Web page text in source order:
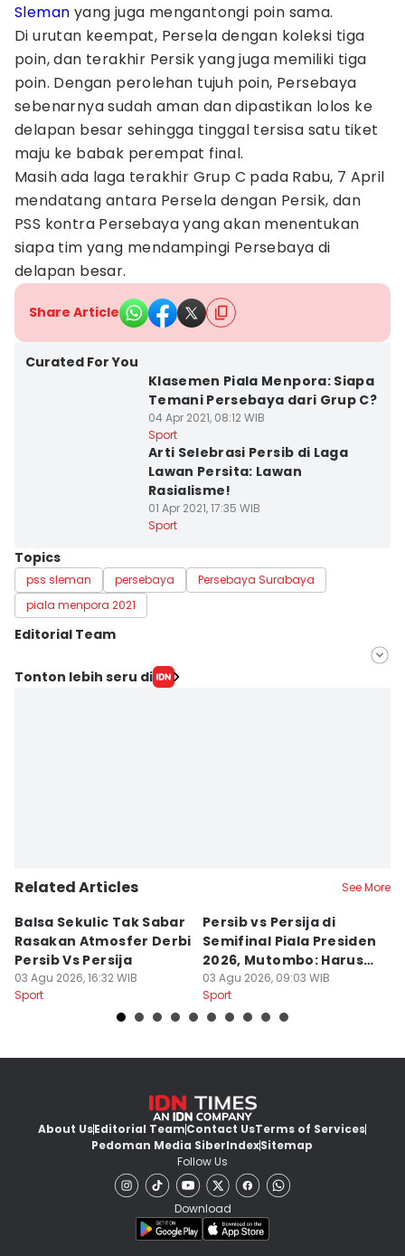
Sleman yang juga mengantongi poin sama.
Di urutan keempat, Persela dengan koleksi tiga
poin, dan terakhir Persik yang juga memiliki tiga
poin. Dengan perolehan tujuh poin, Persebaya
sebenarnya sudah aman dan dipastikan lolos ke
delapan besar sehingga tinggal tersisa satu tiket
maju ke babak perempat final.
Masih ada laga terakhir Grup C pada Rabu, 7 April
mendatang antara Persela dengan Persik, dan
PSS kontra Persebaya yang akan menentukan
siapa tim yang mendampingi Persebaya di
delapan besar.
Share Article
Curated For You
Klasemen Piala Menpora: Siapa
Temani Persebaya dari Grup C?
04 Apr 2021, 08:12 WIB
Sport
Arti Selebrasi Persib di Laga
Lawan Persita: Lawan
Rasialisme!
01 Apr 2021, 17:35 WIB
Sport
Topics
pss sleman persebaya
Persebaya Surabaya
piala menpora 2021
Editorial Team
Editor
Tonton lebih seru di
Related Articles See More
Balsa Sekulic Tak Sabar
Rasakan Atmosfer Derbi
Persib Vs Persija
03 Agu 2026, 16:32 WIB
Sport
Persib vs Persija di
Semifinal Piala Presiden
2026, Mutombo: Harus
Menang
03 Agu 2026, 09:03 WIB
Sport
About UsEditorial TeamContact UsTerms of Services
Pedoman Media SiberIndexSitemap
Follow Us
Download